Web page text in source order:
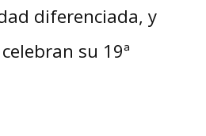
diferenciada, y
su 19ª